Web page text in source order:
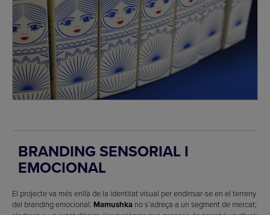
BRANDING SENSORIAL I
EMOCIONAL
El projecte va més enllà de la identitat visual per endinsar-se en el terreny
del branding emocional. Mamushka no s’adreça a un segment de mercat;